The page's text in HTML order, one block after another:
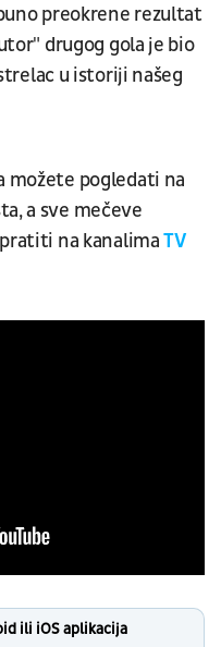
preokrene rezultat
drugog gola je bio
u istoriji našeg
možete pogledati na
a sve mečeve
na kanalimaTV
ili iOS aplikacija